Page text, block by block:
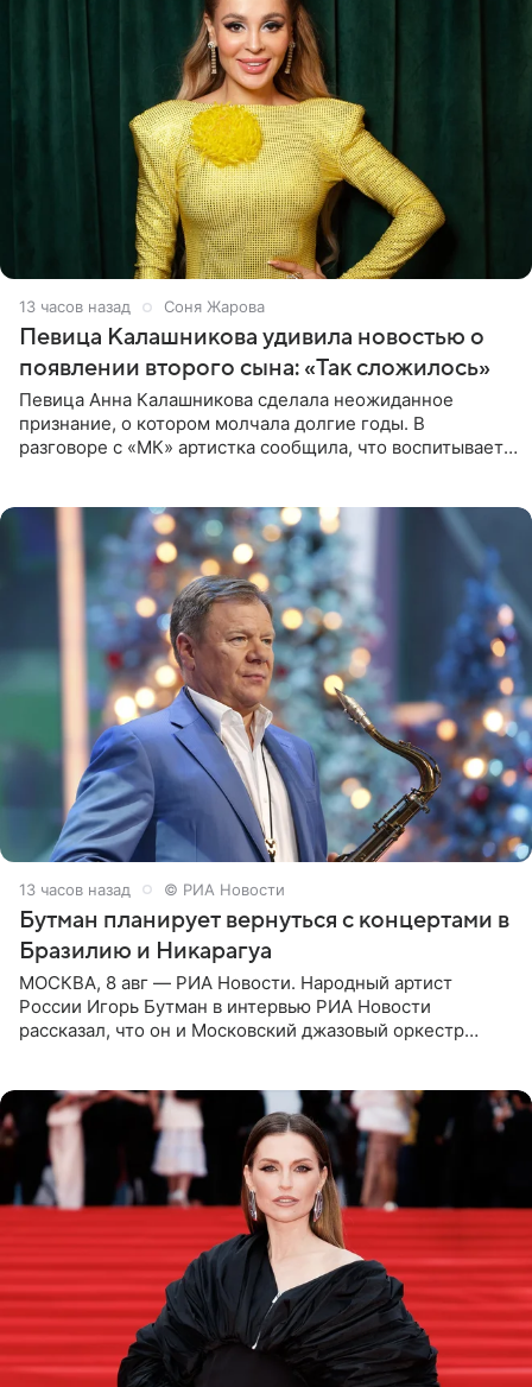
13 часов назад Соня Жарова
Певица Калашникова удивила новостью о
появлении второго сына: «Так сложилось»
Певица Анна Калашникова сделала неожиданное
признание, о котором молчала долгие годы. В
разговоре с «МК» артистка сообщила, что воспитывает
13 часов назад © РИА Новости
Бутман планирует вернуться с концертами в
Бразилию и Никарагуа
МОСКВА, 8 авг — РИА Новости. Народный артист
России Игорь Бутман в интервью РИА Новости
рассказал, что он и Московский джазовый оркестр